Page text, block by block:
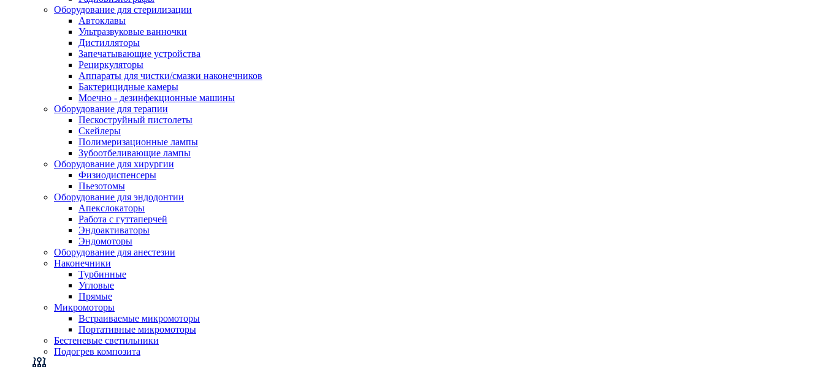
Оборудование для стерилизации
Автоклавы
Ультразвуковые ванночки
Дистилляторы
Запечатывающие устройства
Рециркуляторы
Аппараты для чистки/смазки наконечников
Бактерицидные камеры
Моечно - дезинфекционные машины
Оборудование для терапии
Пескоструйный пистолеты
Скейлеры
Полимеризационные лампы
Зубоотбеливающие лампы
Оборудование для хирургии
Физиодиспенсеры
Пьезотомы
Оборудование для эндодонтии
Апекслокаторы
Работа с гуттаперчей
Эндоактиваторы
Эндомоторы
Оборудование для анестезии
Наконечники
Турбинные
Угловые
Прямые
Микромоторы
Встраиваемые микромоторы
Портативные микромоторы
Бестеневые светильники
Подогрев композита